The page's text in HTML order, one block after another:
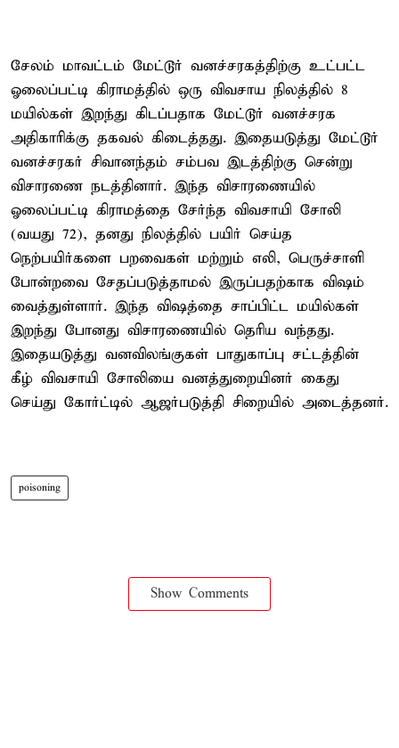
சேலம் மாவட்டம் மேட்டூர் வனச்சரகத்திற்கு உட்பட்ட
ஓலைப்பட்டி கிராமத்தில் ஒரு விவசாய நிலத்தில் 8
மயில்கள் இறந்து கிடப்பதாக மேட்டூர் வனச்சரக
அதிகாரிக்கு தகவல் கிடைத்தது. இதையடுத்து மேட்டூர்
வனச்சரகர் சிவானந்தம் சம்பவ இடத்திற்கு சென்று
விசாரணை நடத்தினார். இந்த விசாரணையில்
ஓலைப்பட்டி கிராமத்தை சேர்ந்த விவசாயி சோலி
(வயது 72), தனது நிலத்தில் பயிர் செய்த
நெற்பயிர்களை பறவைகள் மற்றும் எலி, பெருச்சாளி
போன்றவை சேதப்படுத்தாமல் இருப்பதற்காக விஷம்
வைத்துள்ளார். இந்த விஷத்தை சாப்பிட்ட மயில்கள்
இறந்து போனது விசாரணையில் தெரிய வந்தது.
இதையடுத்து வனவிலங்குகள் பாதுகாப்பு சட்டத்தின்
கீழ் விவசாயி சோலியை வனத்துறையினர் கைது
செய்து கோர்ட்டில் ஆஜர்படுத்தி சிறையில் அடைத்தனர்.
poisoning
Show Comments